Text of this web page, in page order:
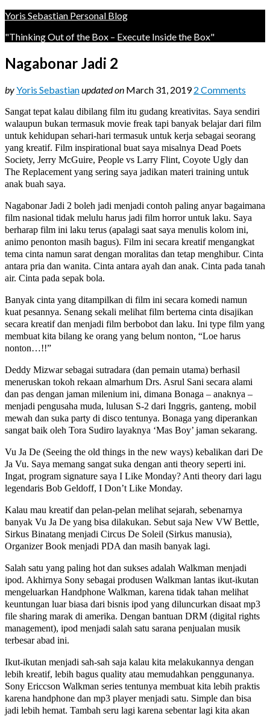
Yoris Sebastian Personal Blog
"Thinking Out of the Box – Execute Inside the Box"
Nagabonar Jadi 2
byYoris Sebastianupdated on March 31, 2019 2 Comments
Sangat tepat kalau dibilang film itu gudang kreativitas. Saya sendiri
walaupun bukan termasuk movie freak tapi banyak belajar dari film
untuk kehidupan sehari-hari termasuk untuk kerja sebagai seorang
yang kreatif. Film inspirational buat saya misalnya Dead Poets
Society, Jerry McGuire, People vs Larry Flint, Coyote Ugly dan
The Replacement yang sering saya jadikan materi training untuk
anak buah saya.
Nagabonar Jadi 2 boleh jadi menjadi contoh paling anyar bagaimana
film nasional tidak melulu harus jadi film horror untuk laku. Saya
berharap film ini laku terus (apalagi saat saya menulis kolom ini,
animo penonton masih bagus). Film ini secara kreatif mengangkat
tema cinta namun sarat dengan moralitas dan tetap menghibur. Cinta
antara pria dan wanita. Cinta antara ayah dan anak. Cinta pada tanah
air. Cinta pada sepak bola.
Banyak cinta yang ditampilkan di film ini secara komedi namun
kuat pesannya. Senang sekali melihat film bertema cinta disajikan
secara kreatif dan menjadi film berbobot dan laku. Ini type film yang
membuat kita bilang ke orang yang belum nonton, “Loe harus
nonton…!!”
Deddy Mizwar sebagai sutradara (dan pemain utama) berhasil
meneruskan tokoh rekaan almarhum Drs. Asrul Sani secara alami
dan pas dengan jaman milenium ini, dimana Bonaga – anaknya –
menjadi pengusaha muda, lulusan S-2 dari Inggris, ganteng, mobil
mewah dan suka party di disco tentunya. Bonaga yang diperankan
sangat baik oleh Tora Sudiro layaknya ‘Mas Boy’ jaman sekarang.
Vu Ja De (Seeing the old things in the new ways) kebalikan dari De
Ja Vu. Saya memang sangat suka dengan anti theory seperti ini.
Ingat, program signature saya I Like Monday? Anti theory dari lagu
legendaris Bob Geldoff, I Don’t Like Monday.
Kalau mau kreatif dan pelan-pelan melihat sejarah, sebenarnya
banyak Vu Ja De yang bisa dilakukan. Sebut saja New VW Bettle,
Sirkus Binatang menjadi Circus De Soleil (Sirkus manusia),
Organizer Book menjadi PDA dan masih banyak lagi.
Salah satu yang paling hot dan sukses adalah Walkman menjadi
ipod. Akhirnya Sony sebagai produsen Walkman lantas ikut-ikutan
mengeluarkan Handphone Walkman, karena tidak tahan melihat
keuntungan luar biasa dari bisnis ipod yang diluncurkan disaat mp3
file sharing marak di amerika. Dengan bantuan DRM (digital rights
management), ipod menjadi salah satu sarana penjualan musik
terbesar abad ini.
Ikut-ikutan menjadi sah-sah saja kalau kita melakukannya dengan
lebih kreatif, lebih bagus quality atau memudahkan penggunanya.
Sony Ericcson Walkman series tentunya membuat kita lebih praktis
karena handphone dan mp3 player menjadi satu. Simple dan bisa
jadi lebih hemat. Tambah seru lagi karena sebentar lagi kita akan